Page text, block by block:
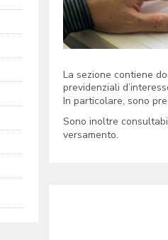
La sezione contiene
previdenziali
In particolare, sono
Sono inoltre
versamento.